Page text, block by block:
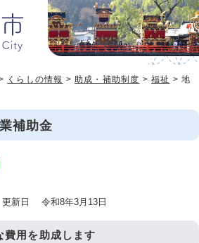
くらしの情報 >助成・補助制度 >福祉 > 地
補助金
新日 令和8年3月13日
費用を助成します